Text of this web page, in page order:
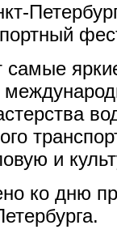
самые
и
ко дню